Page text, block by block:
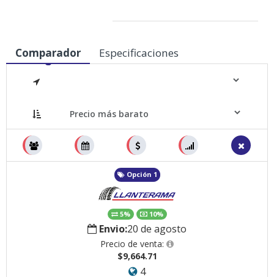
Comparador Especificaciones
Opción 1
5% 10%
Envio:20 de agosto
Precio de venta:
$9,664.71
4